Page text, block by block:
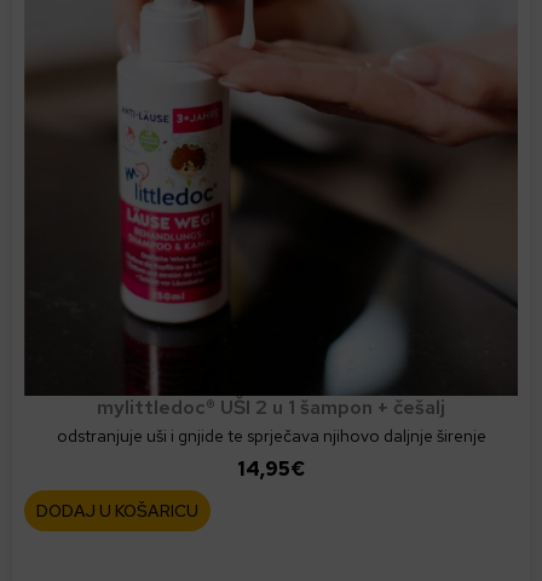
mylittledoc® UŠI 2 u 1 šampon + češalj
odstranjuje uši i gnjide te sprječava njihovo daljnje širenje
14,95€
DODAJ U KOŠARICU